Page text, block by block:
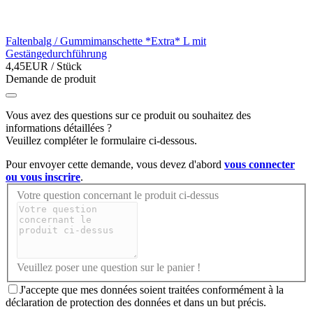
Faltenbalg / Gummimanschette *Extra* L mit
Gestängedurchführung
4,45EUR / Stück
Demande de produit
Vous avez des questions sur ce produit ou souhaitez des
informations détaillées ?
Veuillez compléter le formulaire ci-dessous.
Pour envoyer cette demande, vous devez d'abord vous connecter
ou vous inscrire.
Votre question concernant le produit ci-dessus
Veuillez poser une question sur le panier !
J'accepte que mes données soient traitées conformément à la
déclaration de protection des données et dans un but précis.